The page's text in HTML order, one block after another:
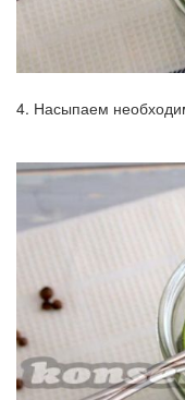
4. Насыпаем